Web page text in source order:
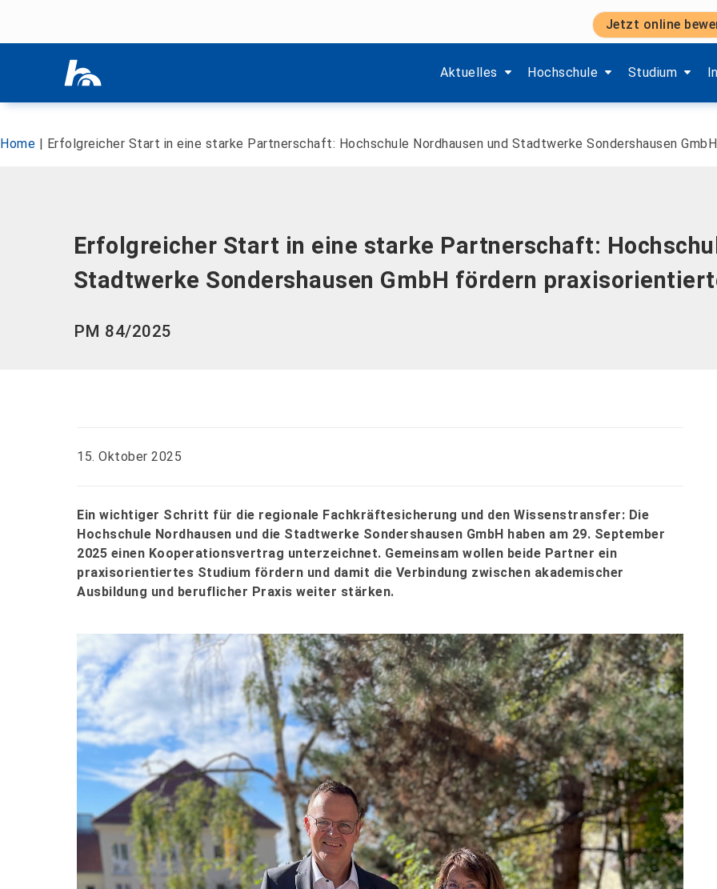
Jetzt online
Aktuelles
Zeige Menü-Unterpunkte von 'Aktuelles'.
Hochschule
Zeige Menü-Unterpunkte von
Studium
Zeige Menü-
Home | Erfolgreicher Start in eine starke Partnerschaft: Hochschule Nordhausen und Stadtwerke Sondershausen
Erfolgreicher Start in eine starke Partnerschaft:
Stadtwerke Sondershausen GmbH fördern
PM 84/2025
15. Oktober 2025
Ein wichtiger Schritt für die regionale Fachkräftesicherung und den Wissenstransfer: Die
Hochschule Nordhausen und die Stadtwerke Sondershausen GmbH haben am 29. September
2025 einen Kooperationsvertrag unterzeichnet. Gemeinsam wollen beide Partner ein
praxisorientiertes Studium fördern und damit die Verbindung zwischen akademischer
Ausbildung und beruflicher Praxis weiter stärken.